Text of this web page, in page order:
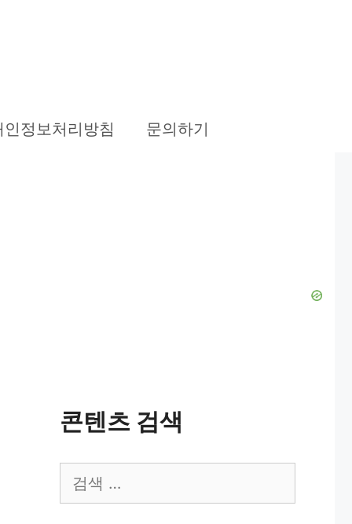
인정보처리방침 문의하기
콘텐츠 검색
색: